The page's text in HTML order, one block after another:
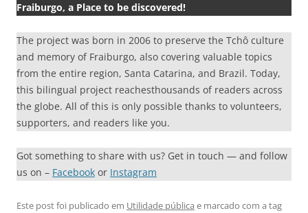
Fraiburgo, a Place to be discovered!
The project was born in 2006 to preserve the Tchô culture
and memory of Fraiburgo, also covering valuable topics
from the entire region, Santa Catarina, and Brazil. Today,
this bilingual project reachesthousands of readers across
the globe. All of this is only possible thanks to volunteers,
supporters, and readers like you.
Got something to share with us? Get in touch — and follow
us on – Facebook or Instagram
Este post foi publicado em Utilidade pública e marcado com a tag